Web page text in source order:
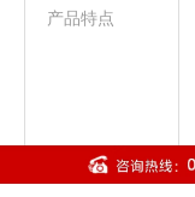
产品特点
屏幕选项